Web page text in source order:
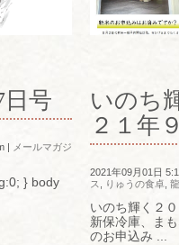
日号
メールマガジ
} body
いのち
２１年
2021年09月01日
ス, りゅうの食卓,
いのち輝く２
新保冷庫、ま
のお申込み ...